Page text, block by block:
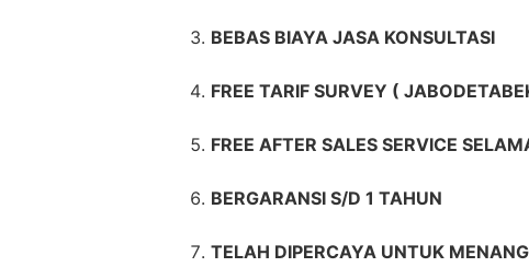
BEBAS BIAYA JASA KONSULTASI
FREE TARIF SURVEY (
FREE AFTER SALES SERVICE
BERGARANSI S/D 1 TAHUN
TELAH DIPERCAYA UNTUK